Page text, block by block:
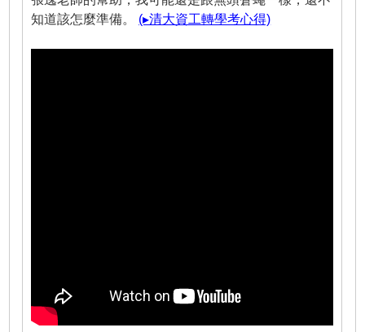
知道該怎麼準備。 (▸清大資工轉學考心得)